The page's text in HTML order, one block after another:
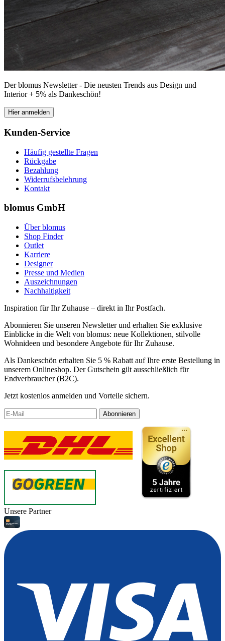
Der blomus Newsletter - Die neusten Trends aus Design und
Interior + 5% als Dankeschön!
Hier anmelden
Kunden-Service
Häufig gestellte Fragen
Rückgabe
Bezahlung
Widerrufsbelehrung
Kontakt
blomus GmbH
Über blomus
Shop Finder
Outlet
Karriere
Designer
Presse und Medien
Auszeichnungen
Nachhaltigkeit
Inspiration für Ihr Zuhause – direkt in Ihr Postfach.
Abonnieren Sie unseren Newsletter und erhalten Sie exklusive
Einblicke in die Welt von blomus: neue Kollektionen, stilvolle
Wohnideen und besondere Angebote für Ihr Zuhause.
Als Dankeschön erhalten Sie 5 % Rabatt auf Ihre erste Bestellung in
unserem Onlineshop. Der Gutschein gilt ausschließlich für
Endverbraucher (B2C).
Jetzt kostenlos anmelden und Vorteile sichern.
Abonnieren
Unsere Partner